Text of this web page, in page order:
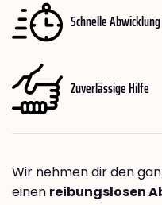
Schnelle Abwicklung
Zuverlässige Hilfe
Wir nehmen dir den
einen reibungslosen